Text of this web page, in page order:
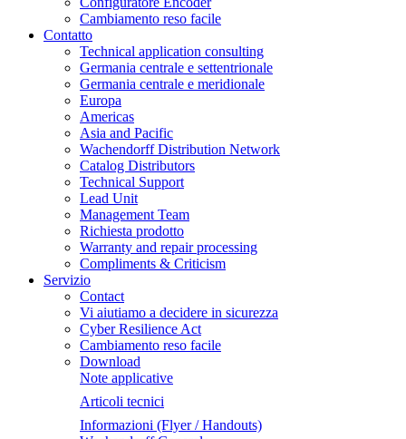
Cambiamento reso facile
Contatto
Technical application consulting
Germania centrale e settentrionale
Germania centrale e meridionale
Europa
Americas
Asia and Pacific
Wachendorff Distribution Network
Catalog Distributors
Technical Support
Lead Unit
Management Team
Richiesta prodotto
Warranty and repair processing
Compliments & Criticism
Servizio
Contact
Vi aiutiamo a decidere in sicurezza
Cyber Resilience Act
Cambiamento reso facile
Download
Note applicative
Articoli tecnici
Informazioni (Flyer / Handouts)